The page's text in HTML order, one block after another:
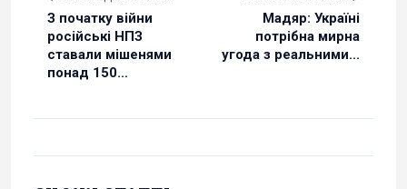
З початку війни
російські НПЗ
ставали мішенями
понад 150...
Мадяр: Україні
потрібна мирна
угода з реальними...